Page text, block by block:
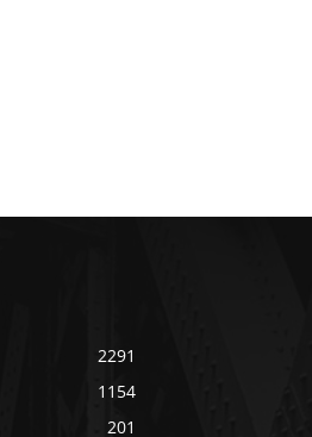
2291
1154
201